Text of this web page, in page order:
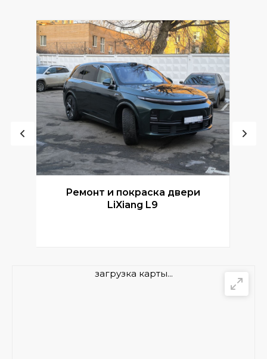
Ремонт и покраска двери
LiXiang L9
загрузка карты...